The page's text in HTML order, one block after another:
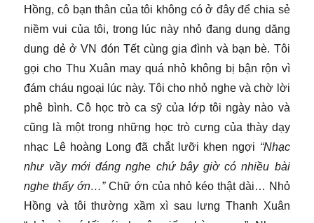
Hồng, cô bạn thân của tôi không có ở đây để chia sẻ
niềm vui của tôi, trong lúc này nhỏ đang dung dăng
dung dẻ ở VN đón Tết cùng gia đình và bạn bè. Tôi
gọi cho Thu Xuân may quá nhỏ không bị bận rộn vì
đám cháu ngoại lúc này. Tôi cho nhỏ nghe và chờ lời
phê bình. Cô học trò ca sỹ của lớp tôi ngày nào và
cũng là một trong những học trò cưng của thày dạy
nhạc Lê hoàng Long đã chắt lưỡi khen ngợi “Nhạc
như vầy mới đáng nghe chứ bây giờ có nhiều bài
nghe thấy ớn…”Chữ ớn của nhỏ kéo thật dài… Nhỏ
Hồng và tôi thường xầm xì sau lưng Thanh Xuân